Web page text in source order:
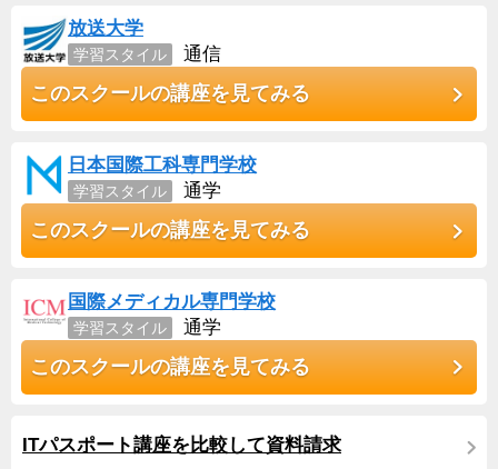
放送大学
学習スタイル 通信
このスクールの講座を見てみる
日本国際工科専門学校
学習スタイル 通学
このスクールの講座を見てみる
国際メディカル専門学校
学習スタイル 通学
このスクールの講座を見てみる
ITパスポート講座を比較して資料請求